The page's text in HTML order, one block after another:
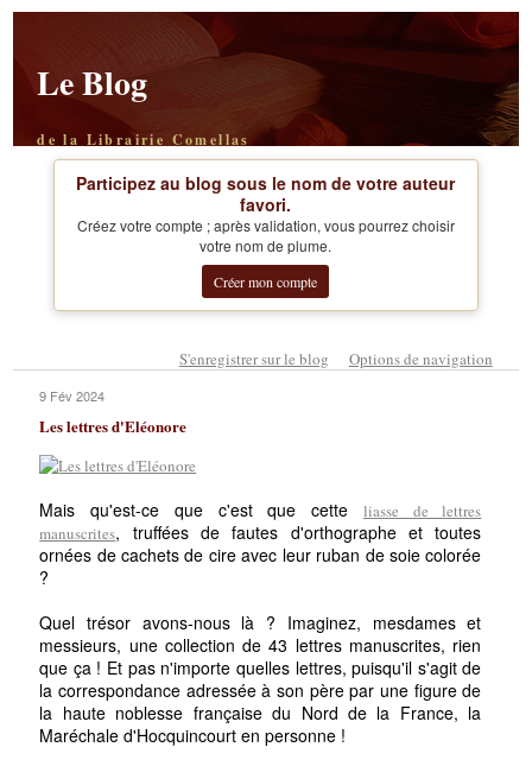
Le Blog
de la Librairie Comellas
Participez au blog sous le nom de votre auteur
favori.
Créez votre compte ; après validation, vous pourrez choisir
votre nom de plume.
Créer mon compte
S'enregistrer sur le blog Options de navigation
9 Fév 2024
Les lettres d'Eléonore
Mais qu'est-ce que c'est que cette liasse de lettres
manuscrites, truffées de fautes d'orthographe et toutes
ornées de cachets de cire avec leur ruban de soie colorée
?
Quel trésor avons-nous là ? Imaginez, mesdames et
messieurs, une collection de 43 lettres manuscrites, rien
que ça ! Et pas n'importe quelles lettres, puisqu'il s'agit de
la correspondance adressée à son père par une figure de
la haute noblesse française du Nord de la France, la
Maréchale d'Hocquincourt en personne !